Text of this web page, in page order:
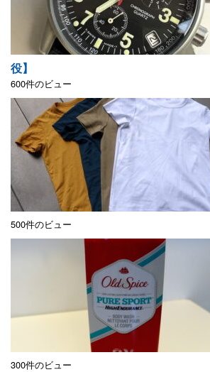
役】
600件のビュー
500件のビュー
300件のビュー